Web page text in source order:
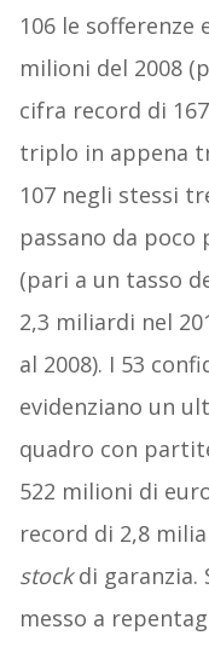
106 le sofferenze
milioni del 2008
cifra record di
triplo in appena
107 negli stessi
passano da poco
(pari a un tasso
2,3 miliardi nel
al 2008). I 53
evidenziano un
quadro con
522 milioni di
record di 2,8
stockdi garanzia.
messo a